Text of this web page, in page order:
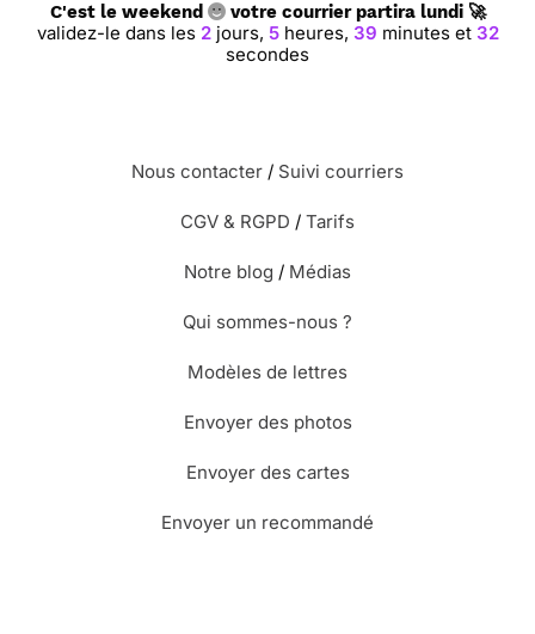
C'est le weekend votre courrier partira lundi 🚀
validez-le dans les 2 jours,5 heures,39 minutes et31
secondes
Nous contacter / Suivi courriers
CGV & RGPD / Tarifs
Notre blog / Médias
Qui sommes-nous ?
Modèles de lettres
Envoyer des photos
Envoyer des cartes
Envoyer un recommandé